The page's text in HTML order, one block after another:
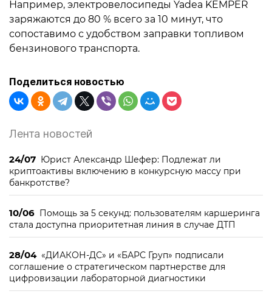
Например, электровелосипеды Yadea KEMPER
заряжаются до 80 % всего за 10 минут, что
сопоставимо с удобством заправки топливом
бензинового транспорта.
Поделиться новостью
Лента новостей
24/07 Юрист Александр Шефер: Подлежат ли
криптоактивы включению в конкурсную массу при
банкротстве?
10/06 Помощь за 5 секунд: пользователям каршеринга
стала доступна приоритетная линия в случае ДТП
28/04 «ДИАКОН-ДС» и «БАРС Груп» подписали
соглашение о стратегическом партнерстве для
цифровизации лабораторной диагностики